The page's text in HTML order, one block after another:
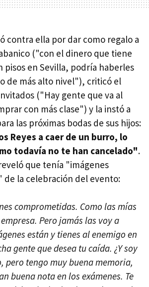
contra ella por dar como regalo a
("con el dinero que tiene
pisos en Sevilla, podría haberles
de más alto nivel"), criticó el
("Hay gente que va al
con más clase") y la instó a
las próximas bodas de sus hijos:
Reyes a caer de un burro, lo
todavía no te han cancelado".
que tenía "imágenes
la celebración del evento:
comprometidas. Como las mías
Pero jamás las voy a
están y tienes al enemigo en
gente que desea tu caída. ¿Y soy
pero tengo muy buena memoria,
buena nota en los exámenes. Te